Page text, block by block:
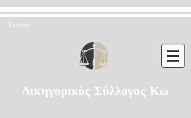
Είσοδος
Δικηγορικός Σύλλογος Κω